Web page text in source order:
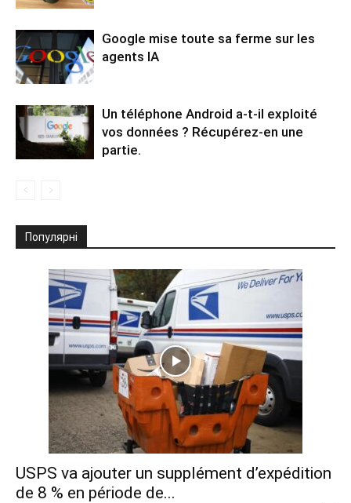
Google mise toute sa ferme sur les
agents IA
Un téléphone Android a-t-il exploité
vos données ? Récupérez-en une
partie.
Популярні
USPS va ajouter un supplément d’expédition
de 8 % en période de...